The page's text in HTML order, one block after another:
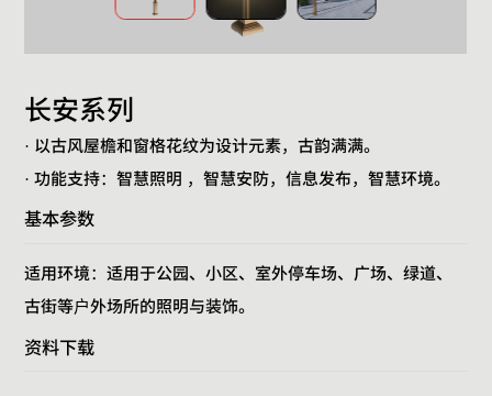
长安系列
· 以古风屋檐和窗格花纹为设计元素，古韵满满。
· 功能支持：智慧照明 ，智慧安防，信息发布，智慧环境。
基本参数
适用环境：适用于公园、小区、室外停车场、广场、绿道、
古街等户外场所的照明与装饰。
资料下载